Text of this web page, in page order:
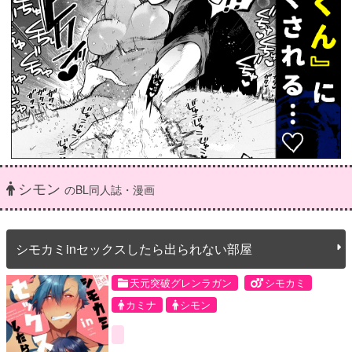
シモン のBL同人誌・漫画
シモカミinセックスしたら出られない部屋
天元突破グレンラガン
シモカミ
カミナ
シモン